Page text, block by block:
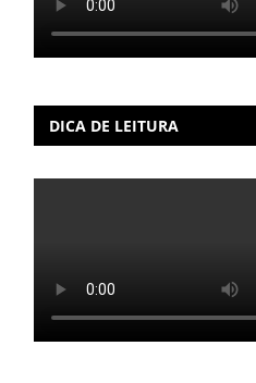
DICA DE LEITURA